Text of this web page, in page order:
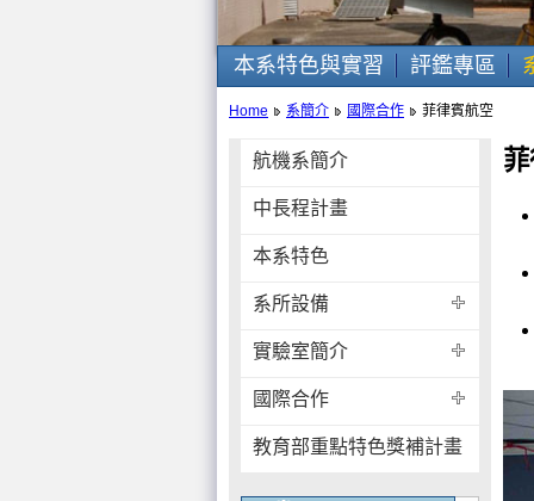
本系特色與實習 評鑑專區
Home 系簡介 國際合作 菲律賓航空
航機系簡介
中長程計畫
本系特色
系所設備
實驗室簡介
國際合作
教育部重點特色獎補計畫